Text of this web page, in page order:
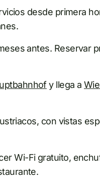
desde primera
antes. Reservar
y llega a
con vistas
Wi-Fi gratuito,